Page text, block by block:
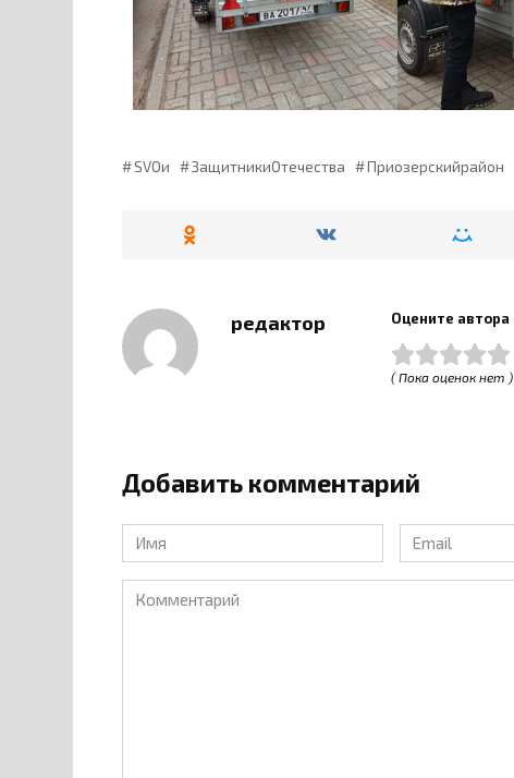
SVOи ЗащитникиОтечества Приозерскийрайон
редактор Оцените автора
( Пока оценок нет )
Добавить комментарий
Имя
*
Email
*
Комментарий